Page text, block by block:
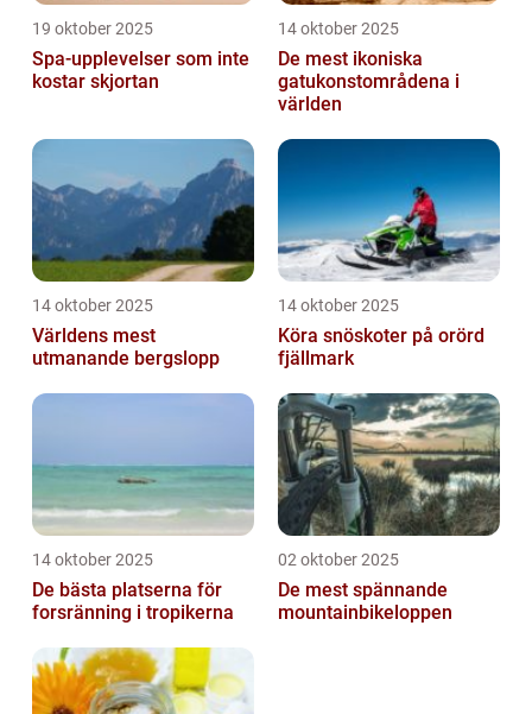
19 oktober 2025
Spa-upplevelser som inte
kostar skjortan
14 oktober 2025
De mest ikoniska
gatukonstområdena i
världen
14 oktober 2025
Världens mest
utmanande bergslopp
14 oktober 2025
Köra snöskoter på orörd
fjällmark
14 oktober 2025
De bästa platserna för
forsränning i tropikerna
02 oktober 2025
De mest spännande
mountainbikeloppen